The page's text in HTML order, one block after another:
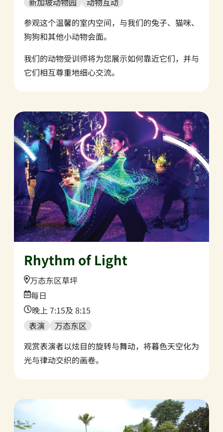
参观这个温馨的室内空间，与我们的兔子、猫咪、
狗狗和其他小动物会面。
我们的动物受训师将为您展示如何靠近它们，并与
它们相互尊重地细心交流。
Rhythm of Light
Location:
万态东区草坪
Date:
每日
Time:
晚上 7:15及 8:15
表演
万态东区
观赏表演者以炫目的旋转与舞动，将暮色天空化为
光与律动交织的画卷。